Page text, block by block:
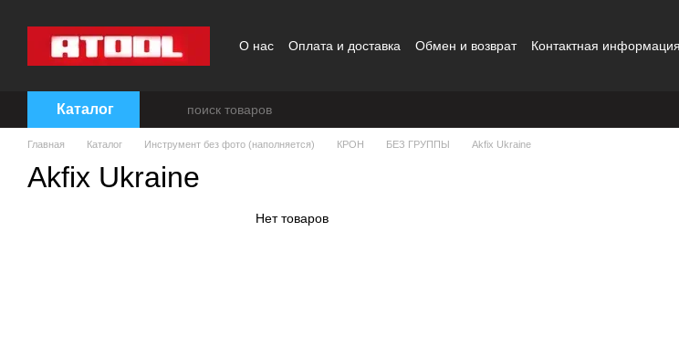
О нас Оплата и доставка Обмен и возврат Контактная информация
Каталог
Главная Каталог Инструмент без фото (наполняется) КРОН БЕЗ ГРУППЫ Akfix Ukraine
Akfix Ukraine
Нет товаров